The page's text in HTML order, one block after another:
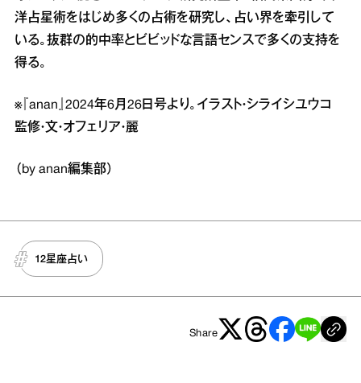
洋占星術をはじめ多くの占術を研究し、占い界を牽引して
いる。抜群の的中率とビビッドな言語センスで多くの支持を
得る。
※『anan』2024年6月26日号より。イラスト・シライシユウコ
監修・文・オフェリア・麗
（by anan編集部）
12星座占い
Share